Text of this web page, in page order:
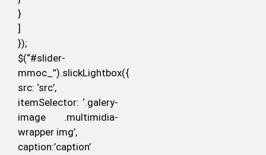
}
]
});
$(“#slider-
mmoc_”).slickLightbox({
src: ‘src’,
itemSelector: ‘.galery-
image .multimidia-
wrapper img’,
caption:’caption’